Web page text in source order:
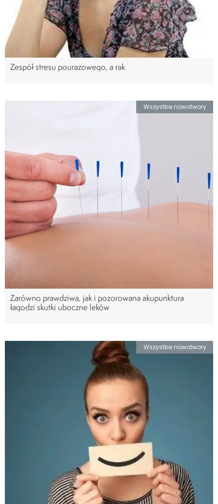
Zespół stresu pourazowego, a rak
Wszystkie nowotwory
Zarówno prawdziwa, jak i pozorowana akupunktura
łagodzi skutki uboczne leków
Wszystkie nowotwory